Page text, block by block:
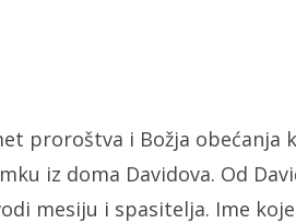
proroštva i Božja obećanja
iz doma Davidova. Od
mesiju i spasitelja. Ime